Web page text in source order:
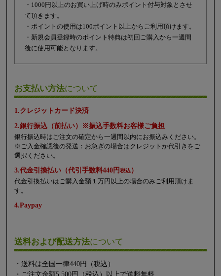
・1000円以上のお買い上げ時のみポイント付与対象とさせ
て頂きます。
・ポイントの使用は100ポイント以上からご利用頂けます。
・新規会員登録時のポイント特典は初回ご購入から一週間
後に使用可能となります。
お支払い方法について
1.クレジットカード決済
2.銀行振込（前払い）※振込手数料お客様ご負担
銀行振込時はご注文の確定から一週間以内にお振込みください。
※ご入金確認後の発送：お急ぎの場合はクレジットか代引きをご
選択ください。
3.代金引換払い（代引手数料440円税込）
代金引換払いはご購入金額１万円以上の場合のみご利用頂けま
す。
4.Paypay
送料および配送方法について
・送料は全国一律440円（税込）
・ご注文金額5,500円（税込）以上で送料無料